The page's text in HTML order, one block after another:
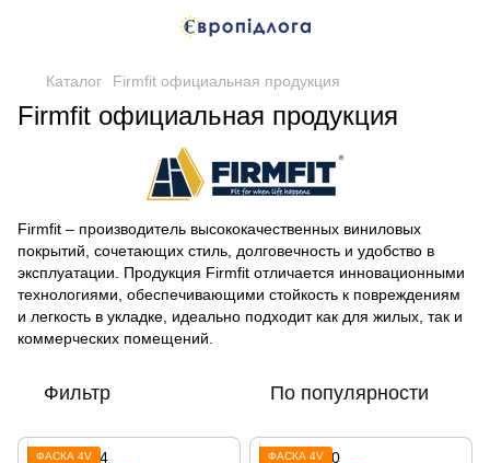
Каталог Firmfit официальная продукция
Firmfit официальная продукция
Firmfit – производитель высококачественных виниловых
покрытий, сочетающих стиль, долговечность и удобство в
эксплуатации. Продукция Firmfit отличается инновационными
технологиями, обеспечивающими стойкость к повреждениям
и легкость в укладке, идеально подходит как для жилых, так и
коммерческих помещений.
Фильтр По популярности
ФАСКА 4V
ФАСКА 4V